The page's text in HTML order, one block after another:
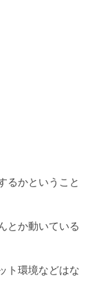
るかということ
とか動いている
ト環境などはな